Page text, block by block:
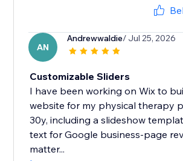
AN
Andrewwaldie/ Jul 25, 2026
Customizable Sliders
I have been working on Wix to
website for my physical therapy
30y, including a slideshow
text for Google business-page
matter...